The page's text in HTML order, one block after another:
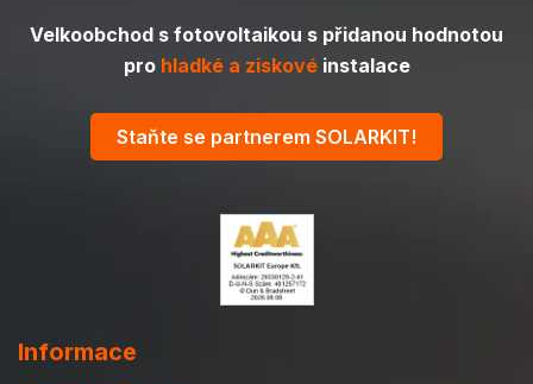
Velkoobchod s fotovoltaikou s přidanou hodnotou
pro hladké a ziskovéinstalace
Staňte se partnerem SOLARKIT!
Informace